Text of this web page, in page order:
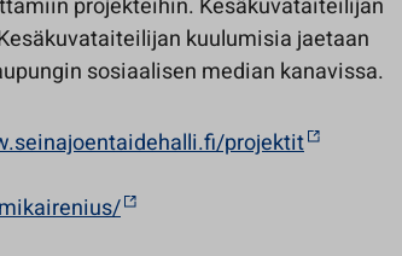
projekteihin. Kesäkuvataiteilijan
kuulumisia jaetaan
sosiaalisen median kanavissa.
projektit